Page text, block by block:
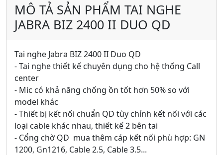
MÔ TẢ SẢN PHẨM TAI NGHE
JABRA BIZ 2400 II DUO QD
Tai nghe Jabra BIZ 2400 II Duo QD
- Tai nghe thiết kế chuyên dụng cho hệ thống Call
center
- Mic có khả năng chống ồn tốt hơn 50% so với
model khác
- Thiết bị kết nối chuẩn QD tùy chỉnh kết nối với các
loại cable khác nhau, thiết kế 2 bên tai
- Cổng chờ QD mua thêm cáp kết nối phù hợp: GN
1200, Gn1216, Cable 2.5, Cable 3.5...